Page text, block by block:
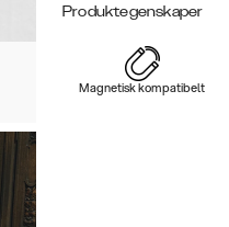
Produktegenskaper
Magnetisk kompatibelt